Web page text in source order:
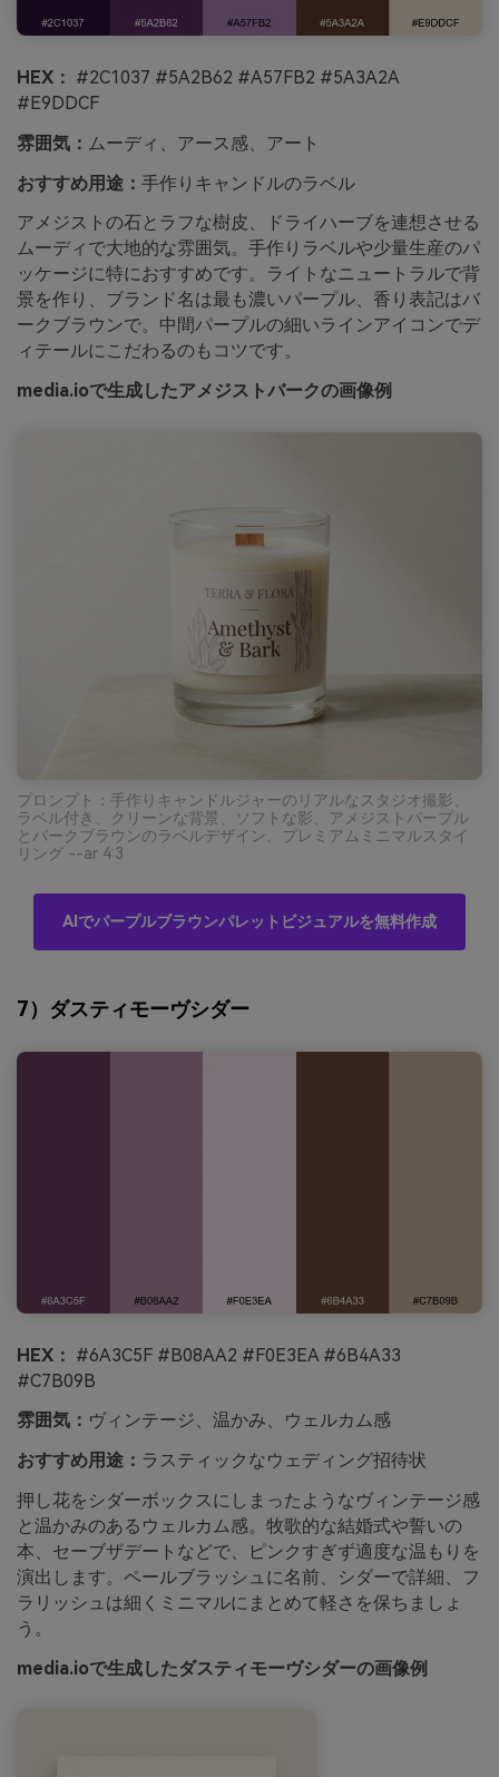
HEX： #2C1037 #5A2B62 #A57FB2 #5A3A2A
#E9DDCF
雰囲気： ムーディ、アース感、アート
おすすめ用途： 手作りキャンドルのラベル
アメジストの石とラフな樹皮、ドライハーブを連想させる
ムーディで大地的な雰囲気。手作りラベルや少量生産のパ
ッケージに特におすすめです。ライトなニュートラルで背
景を作り、ブランド名は最も濃いパープル、香り表記はバ
ークブラウンで。中間パープルの細いラインアイコンでデ
ィテールにこだわるのもコツです。
media.ioで生成したアメジストバークの画像例
プロンプト：手作りキャンドルジャーのリアルなスタジオ撮影、
ラベル付き、クリーンな背景、ソフトな影、アメジストパープル
とバークブラウンのラベルデザイン、プレミアムミニマルスタイ
リング --ar 4:3
AIでパープルブラウンパレットビジュアルを無料作成
7）ダスティモーヴシダー
HEX： #6A3C5F #B08AA2 #F0E3EA #6B4A33
#C7B09B
雰囲気： ヴィンテージ、温かみ、ウェルカム感
おすすめ用途： ラスティックなウェディング招待状
押し花をシダーボックスにしまったようなヴィンテージ感
と温かみのあるウェルカム感。牧歌的な結婚式や誓いの
本、セーブザデートなどで、ピンクすぎず適度な温もりを
演出します。ペールブラッシュに名前、シダーで詳細、フ
ラリッシュは細くミニマルにまとめて軽さを保ちましょ
う。
media.ioで生成したダスティモーヴシダーの画像例